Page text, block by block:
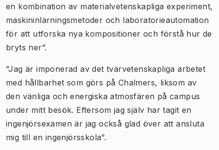
en kombination av materialvetenskapliga experiment,
maskininlärningsmetoder och laboratorieautomation
för att utforska nya kompositioner och förstå hur de
bryts ner”.
”Jag är imponerad av det tvärvetenskapliga arbetet
med hållbarhet som görs på Chalmers, liksom av
den vänliga och energiska atmosfären på campus
under mitt besök. Eftersom jag själv har tagit en
ingenjörsexamen är jag också glad över att ansluta
mig till en ingenjörsskola”.